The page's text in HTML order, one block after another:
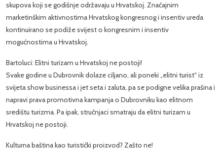
skupova koji se godišnje održavaju u Hrvatskoj. Značajnim
marketinškim aktivnostima Hrvatskog kongresnog i insentiv ureda
kontinuirano se podiže svijest o kongresnim i insentiv
mogućnostima u Hrvatskoj.
Bartoluci: Elitni turizam u Hrvatskoj ne postoji!
Svake godine u Dubrovnik dolaze ciljano, ali poneki „elitni turist“ iz
svijeta show businessa i jet seta i zaluta, pa se podigne velika prašina i
napravi prava promotivna kampanja o Dubrovniku kao elitnom
središtu turizma. Pa ipak, stručnjaci smatraju da elitni turizam u
Hrvatskoj ne postoji.
Kulturna baština kao turistički proizvod? Zašto ne!